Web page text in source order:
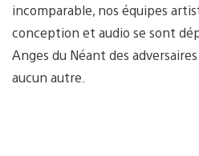
incomparable, nos équipes
conception et audio se sont
Anges du Néant des
aucun autre.